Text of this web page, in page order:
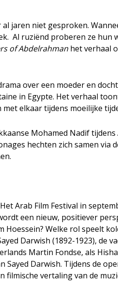
jaren niet gesproken.
Al ruziënd proberen ze hun
of Abdelrahman het verhaal
over een moeder en
in Egypte. Het verhaal
elkaar tijdens moeilijke
Mohamed Nadif tijdens
hechten zich samen via
Arab Film Festival in
een nieuw, positiever
Welke rol speelt
Darwish (1892-1923), de
Martin Fondse, als
Sayed Darwish. Tijdens de
filmische vertaling van de